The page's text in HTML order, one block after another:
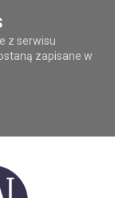
z serwisu
zapisane w